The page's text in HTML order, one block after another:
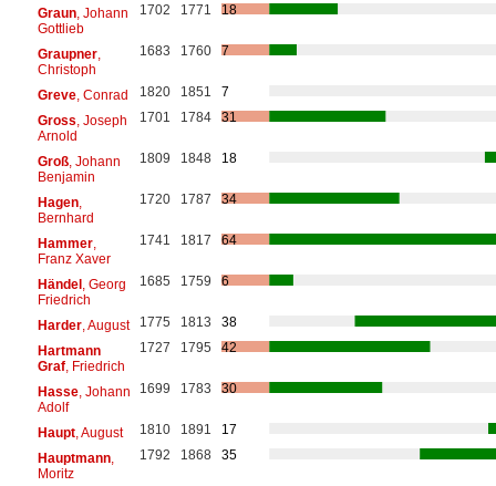
Graun, Johann
Gottlieb
1702 1771 18
Graupner,
Christoph
1683 1760 7
Greve, Conrad 1820 1851
7
Gross , Joseph
Arnold
1701 1784 31
Groß, Johann
Benjamin
1809 1848 18
Hagen,
Bernhard
1720 1787 34
Hammer,
Franz Xaver
1741 1817 64
Händel, Georg
Friedrich
1685 1759 6
Harder, August 1775 1813
38
Hartmann
Graf, Friedrich
1727 1795 42
Hasse, Johann
Adolf
1699 1783 30
Haupt, August 1810 1891
17
Hauptmann,
Moritz
1792 1868 35